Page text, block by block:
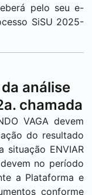
pelo seu e-
SiSU 2025-
análise
chamada
VAGA devem
do resultado
situação ENVIAR
devem no período
a Plataforma e
conforme